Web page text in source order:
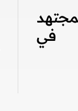
في